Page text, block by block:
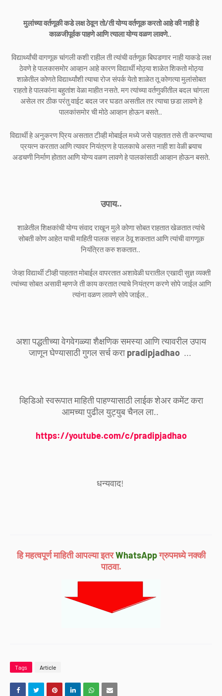
मुलांच्या वर्तणूकी कडे लक्ष ठेवून तो/ती योग्य वर्तणूक करतो आहे की नाही हे
काळजीपूर्वक पाहणे आणि त्याला योग्य वळण लावणे..
विद्यार्थ्यांची वागणूक चांगली कशी राहील ती त्यांची वर्तणूक बिघडणार नाही याकडे लक्ष
ठेवणे हे पालकासमोर आव्हान आहे कारण विद्यार्थी मोठ्या शाळेत शिकतो मोठ्या
शाळेतील कोणते विद्यार्थ्यांशी त्याचा रोज संपर्क येतो शाळेत तू कोणत्या मुलांसोबत
राहतो हे पालकांना बहुतांश वेळा माहीत नसते. मग त्यांच्या वर्तणुकीतील बदल चांगला
असेल तर ठीक परंतु वाईट बदल जर घडत असतील तर त्याचा छडा लावणे हे
पालकांसमोर ची मोठे आव्हान होऊन बसते..
विद्यार्थी हे अनुकरण प्रिय असतात टीव्ही मोबाईल मध्ये जसे पाहतात तसे ती करण्याचा
प्रयत्न करतात आणि त्यावर नियंत्रण हे पालकाचे असत नाही शा वेळी बर्‍याच
अडचणी निर्माण होतात आणि योग्य वळण लावणे हे पालकांसाठी आव्हान होऊन बसते.
उपाय..
शाळेतील शिक्षकांची योग्य संवाद राखून मुले कोणा सोबत राहतात खेळतात त्यांचे
सोबती कोण आहेत याची माहिती पालक सहज ठेवू शकतात आणि त्यांची वागणूक
नियंत्रित करु शकतात..
जेव्हा विद्यार्थी टीव्ही पाहतात मोबाईल वापरतात अशावेळी घरातील एखादी सुज्ञ व्यक्ती
त्यांच्या सोबत असावी म्हणजे ती काय करतात त्याचे नियंत्रण करणे सोपे जाईल आणि
त्यांना वळण लावणे सोपे जाईल..
अशा पद्धतीच्या वेगवेगळ्या शैक्षणिक समस्या आणि त्यावरील उपाय
जाणून घेण्यासाठी गुगल सर्च कराpradipjadhao ...
व्हिडिओ स्वरूपात माहिती पाहण्यासाठी लाईक शेअर कमेंट करा
आमच्या पुढील युट्युब चैनल ला..
https://youtube.com/c/pradipjadhao
धन्यवाद!
हि महत्वपूर्ण माहिती आपल्या इतर WhatsAppग्रुपमध्ये नक्की
पाठवा.
Tags Article